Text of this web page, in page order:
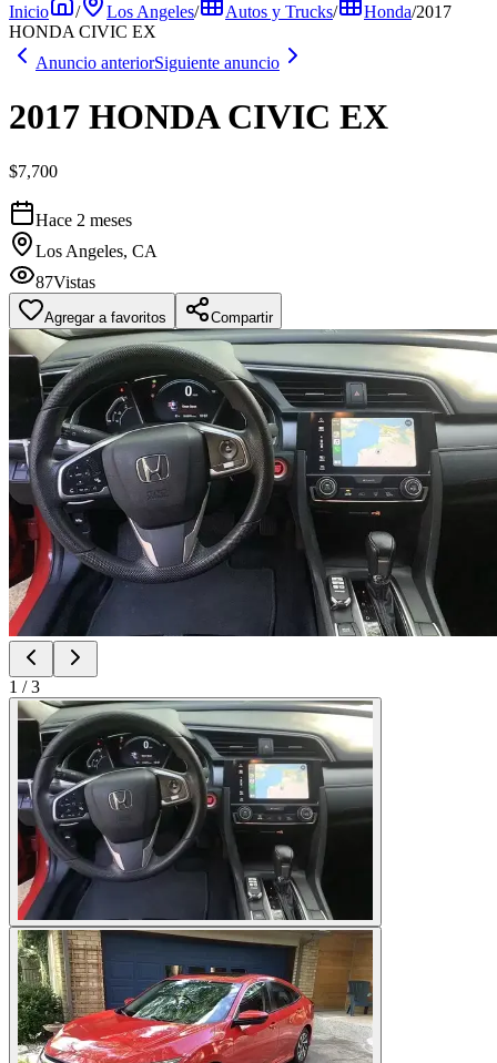
Inicio / Los Angeles/ Autos y Trucks/ Honda/2017
HONDA CIVIC EX
Anuncio anteriorSiguiente anuncio
2017 HONDA CIVIC EX
$7,700
Hace 2 meses
Los Angeles, CA
87Vistas
Agregar a favoritos Compartir
1 /3